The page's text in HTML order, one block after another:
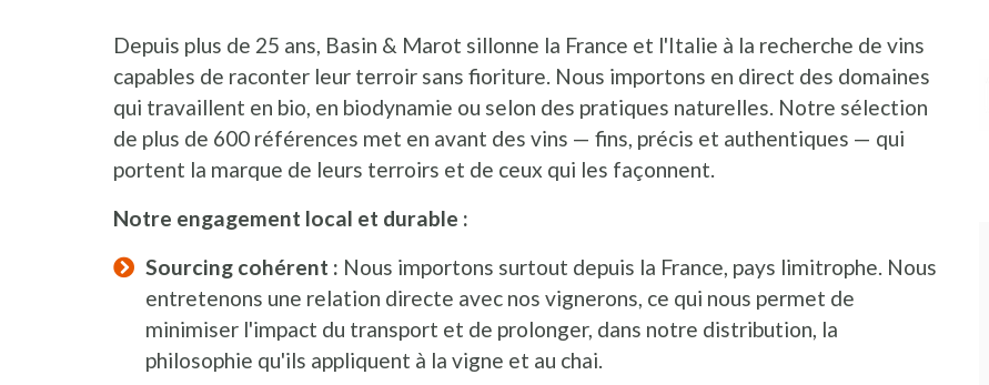
Depuis plus de 25 ans, Basin & Marot sillonne la France et l'Italie à la recherche de vins
capables de raconter leur terroir sans fioriture. Nous importons en direct des domaines
qui travaillent en bio, en biodynamie ou selon des pratiques naturelles. Notre sélection
de plus de 600 références met en avant des vins — fins, précis et authentiques — qui
portent la marque de leurs terroirs et de ceux qui les façonnent.
Notre engagement local et durable :
Sourcing cohérent : Nous importons surtout depuis la France, pays limitrophe. Nous
entretenons une relation directe avec nos vignerons, ce qui nous permet de
minimiser l'impact du transport et de prolonger, dans notre distribution, la
philosophie qu'ils appliquent à la vigne et au chai.